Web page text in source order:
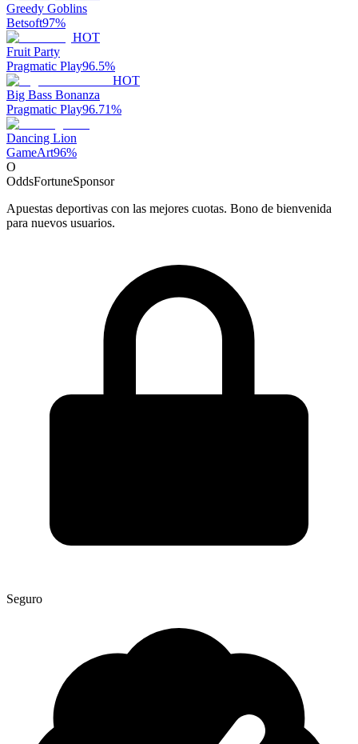
Greedy Goblins
Betsoft97%
HOT
Fruit Party
Pragmatic Play96.5%
HOT
Big Bass Bonanza
Pragmatic Play96.71%
Dancing Lion
GameArt96%
O
OddsFortuneSponsor
Apuestas deportivas con las mejores cuotas. Bono de bienvenida
para nuevos usuarios.
Seguro